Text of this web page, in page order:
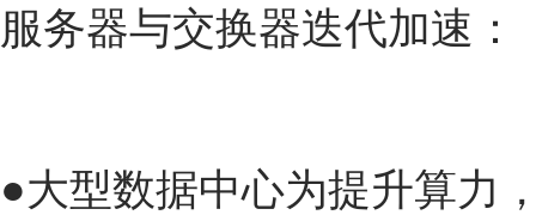
服务器与交换器迭代加速：
●大型数据中心为提升算力